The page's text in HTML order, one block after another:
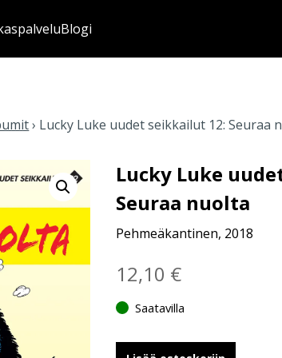
Blogi
› Lucky Luke uudet seikkailut 12: Seuraa
Lucky Luke
Seuraa nuolta
Pehmeäkantinen, 2018
12,10 €
Saatavilla